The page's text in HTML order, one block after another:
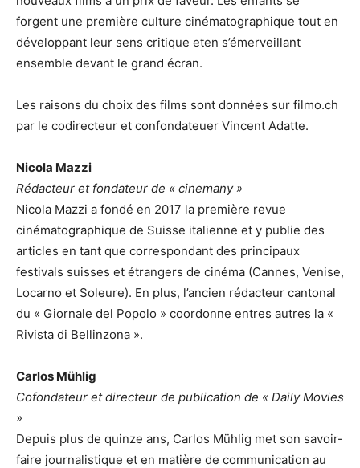
forgent une première culture cinématographique tout en
développant leur sens critique eten s’émerveillant
ensemble devant le grand écran.
Les raisons du choix des films sont données sur filmo.ch
par le codirecteur et confondateuer Vincent Adatte.
Nicola Mazzi
Rédacteur et fondateur de « cinemany »
Nicola Mazzi a fondé en 2017 la première revue
cinématographique de Suisse italienne et y publie des
articles en tant que correspondant des principaux
festivals suisses et étrangers de cinéma (Cannes, Venise,
Locarno et Soleure). En plus, l’ancien rédacteur cantonal
du « Giornale del Popolo » coordonne entres autres la «
Rivista di Bellinzona ».
Carlos Mühlig
Cofondateur et directeur de publication de « Daily Movies
»
Depuis plus de quinze ans, Carlos Mühlig met son savoir-
faire journalistique et en matière de communication au